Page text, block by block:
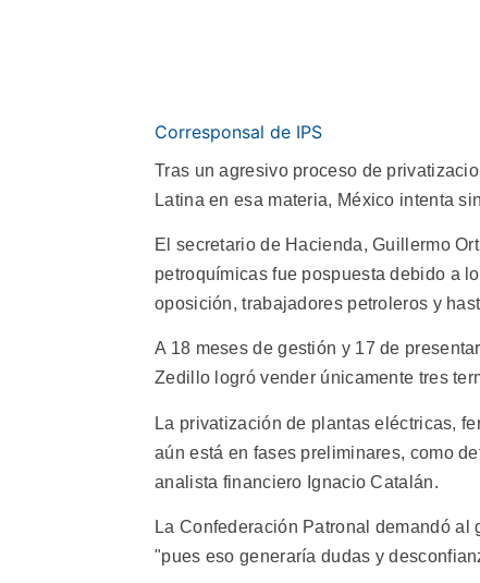
Corresponsal de IPS
Tras un agresivo proceso de
Latina en esa materia, México intenta
El secretario de Hacienda, Guillermo
petroquímicas fue pospuesta debido a
oposición, trabajadores petroleros y
A 18 meses de gestión y 17 de
Zedillo logró vender únicamente tres
La privatización de plantas eléctricas,
aún está en fases preliminares, como
analista financiero Ignacio Catalán.
La Confederación Patronal demandó
"pues eso generaría dudas y